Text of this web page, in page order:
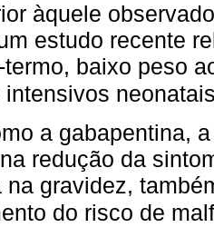
àquele
estudo recente
termo, baixo peso
intensivos
a gabapentina,
redução da
na gravidez,
do risco de